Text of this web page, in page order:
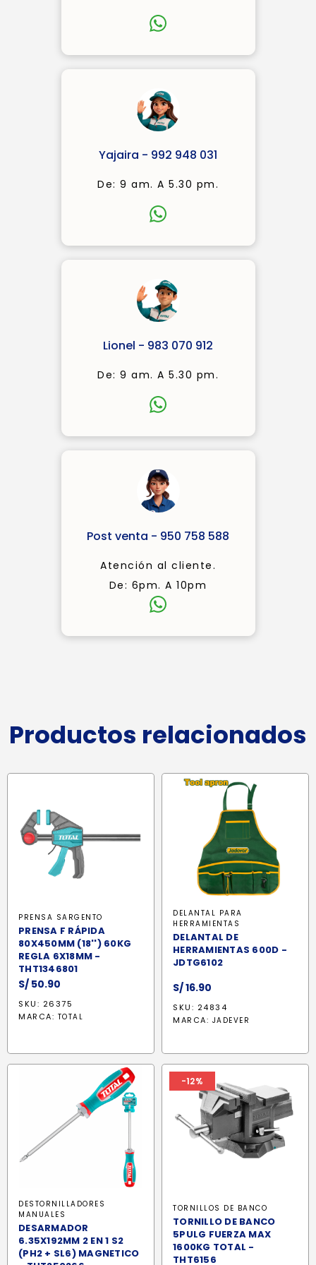
Yajaira - 992 948 031
De: 9 am. A 5.30 pm.
Lionel - 983 070 912
De: 9 am. A 5.30 pm.
Post venta - 950 758 588
Atención al cliente.
De: 6pm. A 10pm
Productos relacionados
PRENSA SARGENTO
PRENSA F RÁPIDA
80X450MM (18'') 60KG
REGLA 6X18MM -
THT1346801
S/ 50.90
SKU: 26375
MARCA: TOTAL
DELANTAL PARA
HERRAMIENTAS
DELANTAL DE
HERRAMIENTAS 600D -
JDTG6102
S/16.90
SKU: 24834
MARCA: JADEVER
DESTORNILLADORES
MANUALES
DESARMADOR
6.35X192MM 2 EN 1 S2
(PH2 + SL6) MAGNETICO
-12%
TORNILLOS DE BANCO
TORNILLO DE BANCO
5PULG FUERZA MAX
1600KG TOTAL -
THT6156